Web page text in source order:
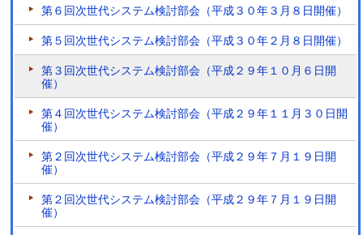
第６回次世代システム検討部会（平成３０年３月８日開催）
第５回次世代システム検討部会（平成３０年２月８日開催）
第３回次世代システム検討部会（平成２９年１０月６日開
催）
第４回次世代システム検討部会（平成２９年１１月３０日開
催）
第２回次世代システム検討部会（平成２９年７月１９日開
催）
第２回次世代システム検討部会（平成２９年７月１９日開
催）